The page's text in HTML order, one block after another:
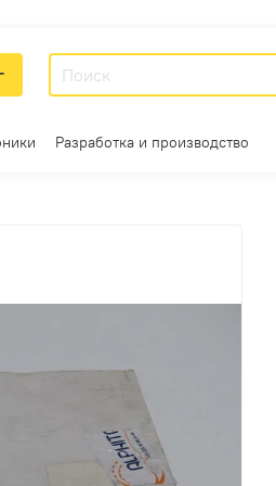
Разработка и производство